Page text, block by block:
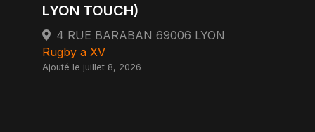
LYON TOUCH)
4 RUE BARABAN 69006 LYON
Rugby a XV
Ajouté le juillet 8, 2026